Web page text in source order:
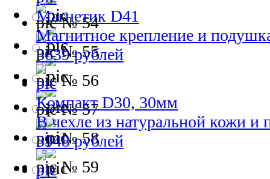
№ 54
№ 55
№ 56
№ 57
№ 58
№ 59
Магнетик D41
Магнитное крепление и
3639 рублей
Компакт D30, 30мм
В чехле из натуральной кожи и
3948 рублей